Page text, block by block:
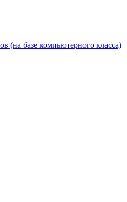
(на базе компьютерного класса)